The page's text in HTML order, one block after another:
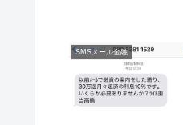
SMSメール金融